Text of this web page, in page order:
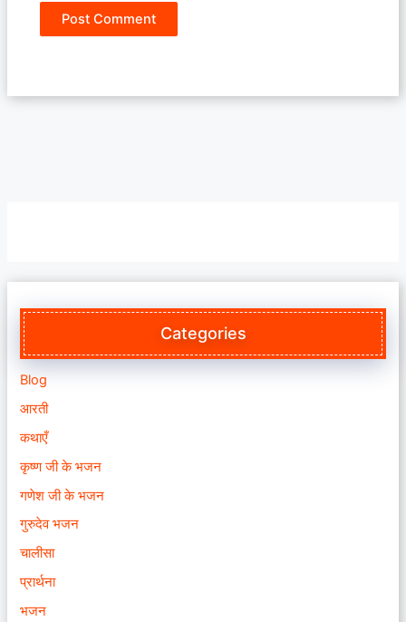
Categories
Blog
आरती
कथाएँ
कृष्ण जी के भजन
गणेश जी के भजन
गुरुदेव भजन
चालीसा
प्रार्थना
भजन